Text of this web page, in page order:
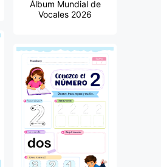
Álbum Mundial de
Vocales 2026